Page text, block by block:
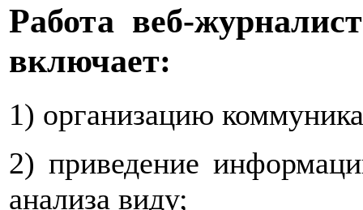
Работа веб-
включает:
1) организацию
2) приведение
анализа виду;